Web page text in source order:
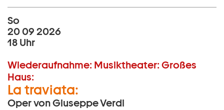
So
20 09 2026
18 Uhr
Wiederaufnahme: Musiktheater: Großes
Haus:
La traviata:
Oper von Giuseppe Verdi